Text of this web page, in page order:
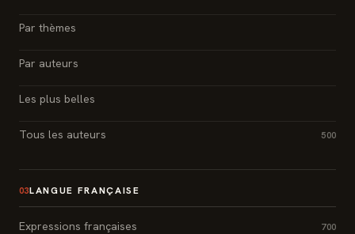
Par thèmes
Par auteurs
Les plus belles
Tous les auteurs 500
03LANGUE FRANÇAISE
Expressions françaises 700